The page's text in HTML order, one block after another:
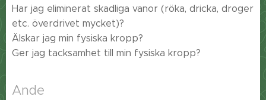
Har jag eliminerat skadliga vanor (röka, dricka, droger
etc. överdrivet mycket)?
Älskar jag min fysiska kropp?
Ger jag tacksamhet till min fysiska kropp?
Ande